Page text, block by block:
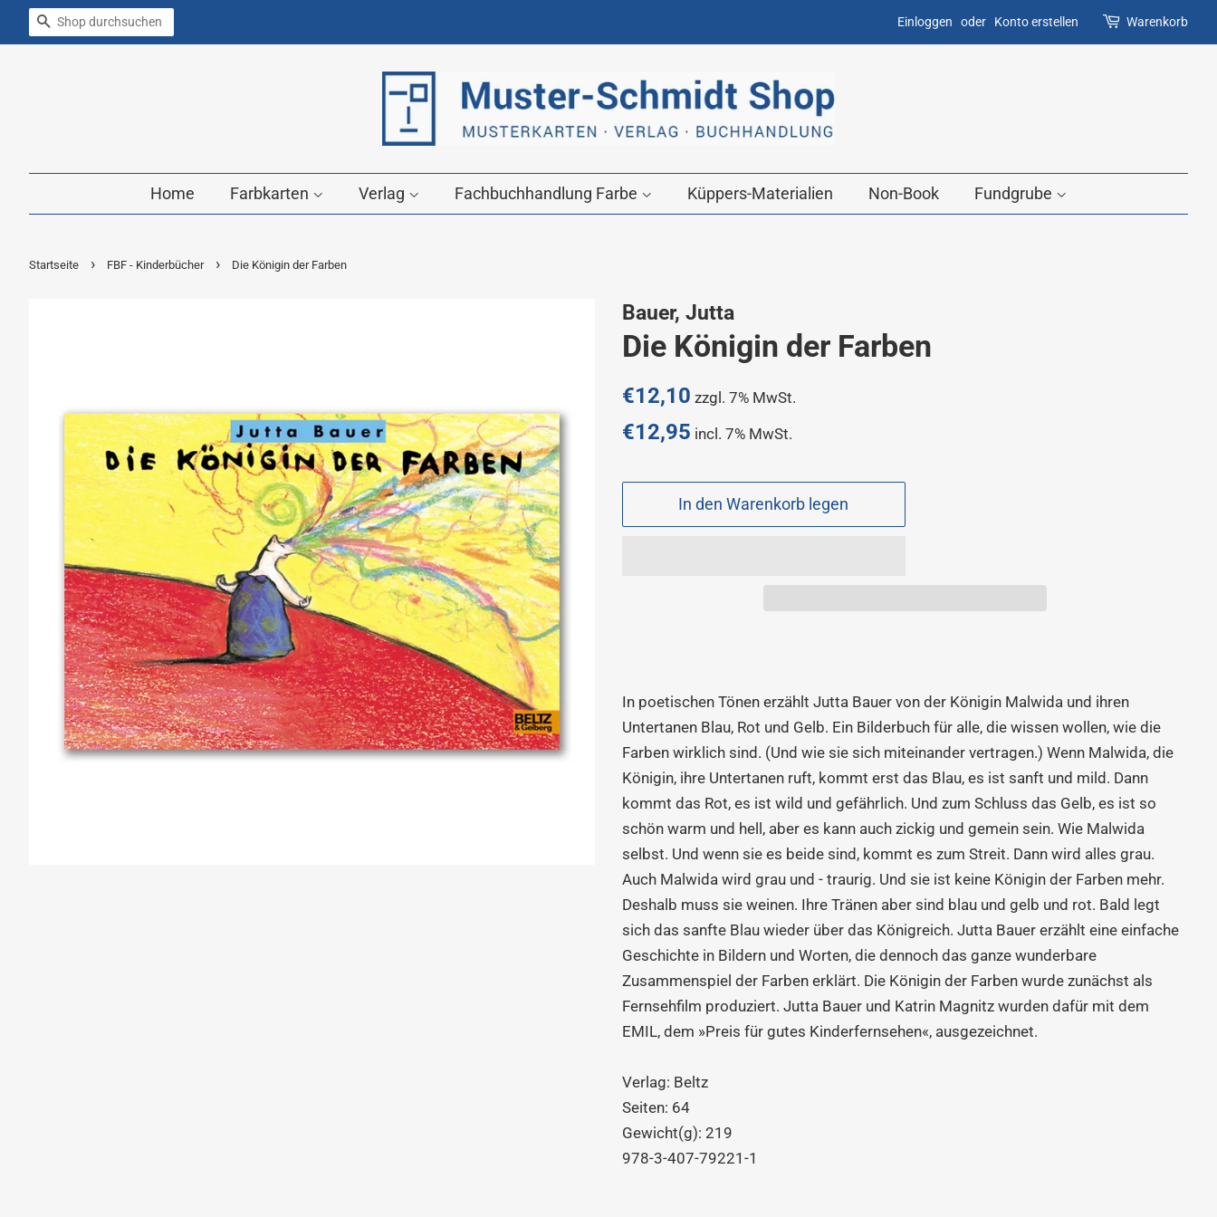
Suchen Einloggen oder Konto erstellen Warenkorb
Home Farbkarten Verlag Fachbuchhandlung Farbe Küppers-Materialien Non-Book Fundgrube
Startseite › FBF - Kinderbücher › Die Königin der Farben
Bauer, Jutta
Die Königin der Farben
Normaler
€12,10 zzgl. 7% MwSt.
€12,95 incl. 7% MwSt.
In den Warenkorb legen
In poetischen Tönen erzählt Jutta Bauer von der Königin Malwida und ihren
Untertanen Blau, Rot und Gelb. Ein Bilderbuch für alle, die wissen wollen, wie die
Farben wirklich sind. (Und wie sie sich miteinander vertragen.) Wenn Malwida, die
Königin, ihre Untertanen ruft, kommt erst das Blau, es ist sanft und mild. Dann
kommt das Rot, es ist wild und gefährlich. Und zum Schluss das Gelb, es ist so
schön warm und hell, aber es kann auch zickig und gemein sein. Wie Malwida
selbst. Und wenn sie es beide sind, kommt es zum Streit. Dann wird alles grau.
Auch Malwida wird grau und - traurig. Und sie ist keine Königin der Farben mehr.
Deshalb muss sie weinen. Ihre Tränen aber sind blau und gelb und rot. Bald legt
sich das sanfte Blau wieder über das Königreich. Jutta Bauer erzählt eine einfache
Geschichte in Bildern und Worten, die dennoch das ganze wunderbare
Zusammenspiel der Farben erklärt. Die Königin der Farben wurde zunächst als
Fernsehfilm produziert. Jutta Bauer und Katrin Magnitz wurden dafür mit dem
EMIL, dem »Preis für gutes Kinderfernsehen«, ausgezeichnet.
Verlag: Beltz
Seiten: 64
Gewicht(g): 219
978-3-407-79221-1